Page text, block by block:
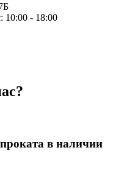
10:00 - 18:00
в наличии